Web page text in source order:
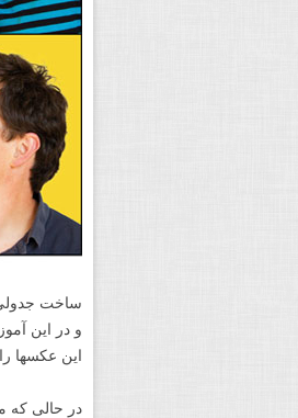
ساخت
و در این
این عکسها
در حالی که